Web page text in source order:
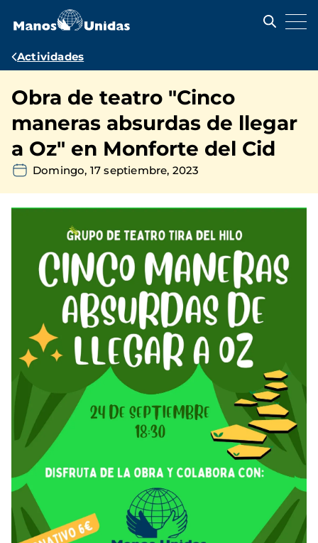
contenido
Ruta
navegación
Actividades
Obra de teatro "Cinco
maneras absurdas de llegar
a Oz" en Monforte del Cid
Domingo, 17 septiembre, 2023